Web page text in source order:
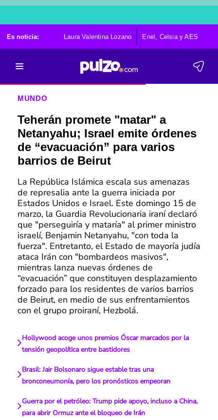
Es noticia: Laura Valentina Lozano Enel, Celsia y AES
MUNDO
Teherán promete "matar" a
Netanyahu; Israel emite órdenes
de “evacuación” para varios
barrios de Beirut
La República Islámica escala sus amenazas
de represalia ante la guerra iniciada por
Estados Unidos e Israel. Este domingo 15 de
marzo, la Guardia Revolucionaria iraní declaró
que "perseguiría y mataría" al primer ministro
israelí, Benjamin Netanyahu, "con toda la
fuerza". Entretanto, el Estado de mayoría judía
ataca Irán con "bombardeos masivos",
mientras lanza nuevas órdenes de
“evacuación” que constituyen desplazamiento
forzado para los residentes de varios barrios
de Beirut, en medio de sus enfrentamientos
con el grupo proiraní, Hezbolá.
Hollywood acoge unos premios Óscar marcados por la
tensión geopolítica entre bastidores
Brasil: Jair Bolsonaro sigue estable tras una
bronconeumonía, pero los pronósticos empeoran
Guerra por el petróleo: Trump pide apoyo, incluso a China,
para abrir Ormuz ante el bloqueo de Irán